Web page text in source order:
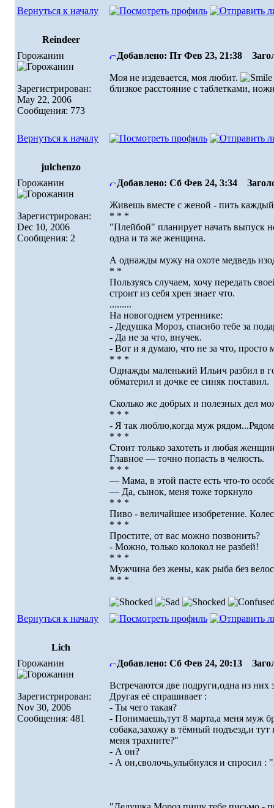
Вернуться к началу
Reindeer
Горожанин
Зарегистрирован:
May 22, 2006
Сообщения: 773
Добавлено: Пт Фев 23, 21:38
Моя не издевается, моя любит.
близкое расстояние с таблетками,
Вернуться к началу
julchenzo
Горожанин
Зарегистрирован:
Dec 10, 2006
Сообщения: 2
Добавлено: Сб Фев 24, 3:34
Живешь вместе с женой - пить
* * *
"Плейбой" планирует начать выпуск
одна и та же женщина.
А однажды мужу на охоте медведь
* *
Пользуясь случаем, хочу передать
строит из себя хрен знает что.
.........
На новогоднем утреннике:
- Дедушка Мороз, спасибо тебе за
- Да не за что, внучек.
- Вот и я думаю, что не за что, просто
* * *
Однажды маленький Ильич разбил в
обматерил и дочке ее синяк поставил.
Сколько же добрых и полезных дел
* * *
- Я так люблю,когда муж
* * *
Стоит только захотеть и любая
Главное — точно попасть в челюсть.
* * *
— Мама, в этой пасте есть что-то
— Да, сынок, меня тоже торкнуло
* * *
Пиво - величайшее изобретение.
* * *
Простите, от вас можно позвонить?
- Можно, только колокол не разбей!
* * *
Мужчина без жены, как рыба без
* * *
Вернуться к началу
Lich
Горожанин
Зарегистрирован:
Nov 30, 2006
Сообщения: 481
Добавлено: Сб Фев 24, 20:13
Встречаются две подруги,одна из них
Другая её спрашивает :
- Ты чего такая?
- Понимаешь,тут 8 марта,а меня муж
собака,захожу в тёмный подъезд,и
меня трахните?"
- А он?
- А он,сволочь,улыбнулся и спросил :